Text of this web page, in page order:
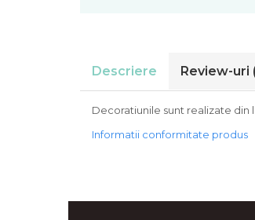
Cadouri pentru EL
Cadouri pentru iubit
Cadouri pentru iubita
Cadouri pentru mama
Cadouri pentru bunici
Descriere Review-uri
Decoratiunile sunt realizate din
Informatii conformitate produs